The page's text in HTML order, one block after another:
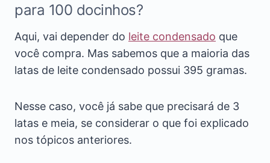
para 100 docinhos?
Aqui, vai depender do leite condensado que
você compra. Mas sabemos que a maioria das
latas de leite condensado possui 395 gramas.
Nesse caso, você já sabe que precisará de 3
latas e meia, se considerar o que foi explicado
nos tópicos anteriores.